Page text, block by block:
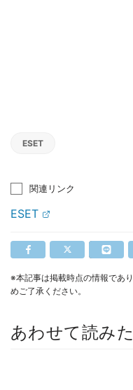
ESET
関連リンク
ESET
※本記事は掲載時点の情報であ
めご了承ください。
あわせて読み